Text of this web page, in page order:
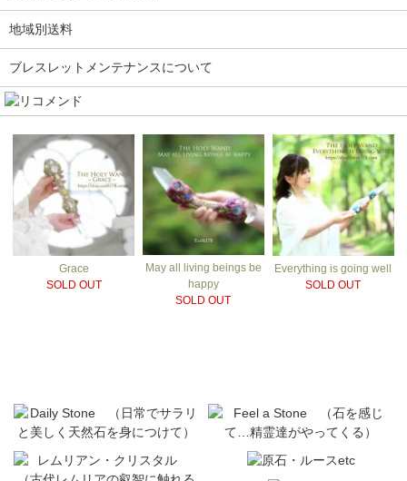
地域別送料
ブレスレットメンテナンスについて
Grace
SOLD OUT
May all living beings be
happy
SOLD OUT
Everything is going well
SOLD OUT